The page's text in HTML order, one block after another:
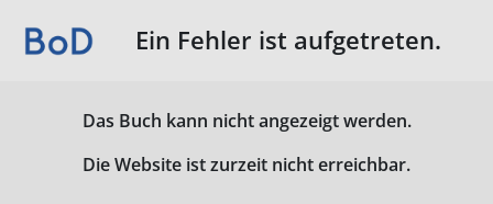
Ein Fehler ist aufgetreten.
Das Buch kann nicht angezeigt werden.
Die Website ist zurzeit nicht erreichbar.